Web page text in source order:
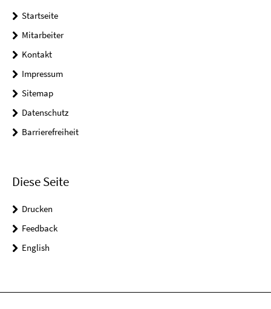
Startseite
Mitarbeiter
Kontakt
Impressum
Sitemap
Datenschutz
Barrierefreiheit
Diese Seite
Drucken
Feedback
English